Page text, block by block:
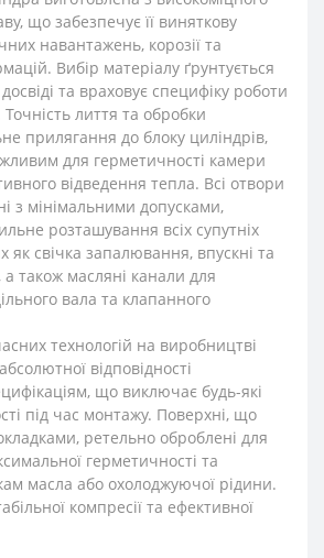
що забезпечує її виняткову
навантажень, корозії та
Вибір матеріалу ґрунтується
та враховує специфіку роботи
лиття та обробки
прилягання до блоку циліндрів,
для герметичності камери
відведення тепла. Всі отвори
з мінімальними допусками,
розташування всіх супутніх
як свічка запалювання, впускні та
а також масляні канали для
вала та клапанного
технологій на виробництві
відповідності
що виключає будь-які
під час монтажу. Поверхні, що
ретельно оброблені для
герметичності та
масла або охолоджуючої рідини.
компресії та ефективної